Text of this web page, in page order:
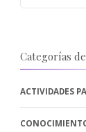
Categorías
ACTIVIDADES